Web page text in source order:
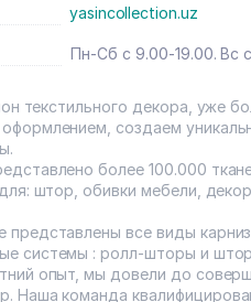
yasincollection.uz
Пн-Сб с 9.00-19.00. Вс с
текстильного декора, уже
создаем
более 100.000
штор, обивки мебели,
представлены все виды
системы : ролл-шторы и
опыт, мы довели до
Наша команда